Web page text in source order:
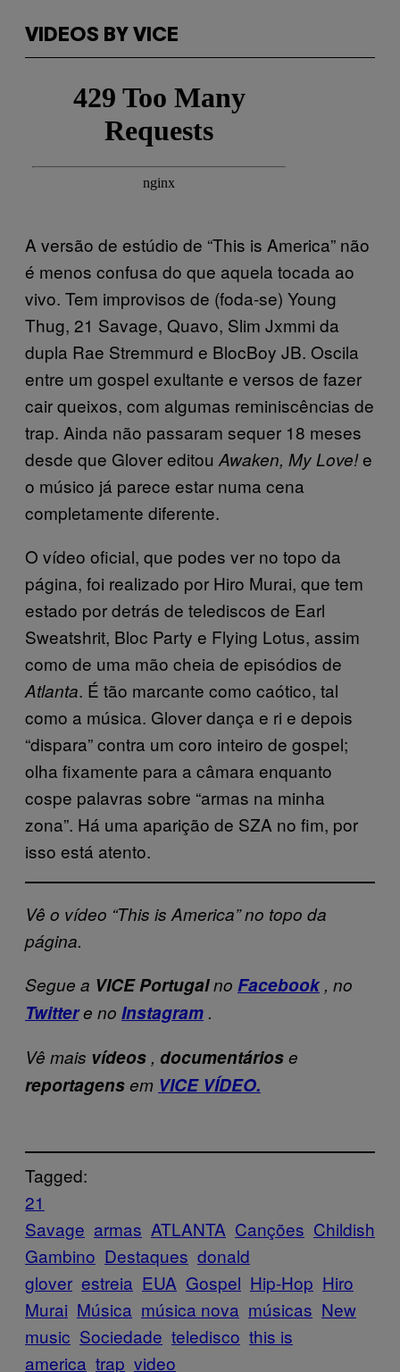
VIDEOS BY VICE
A versão de estúdio de “This is America” não
é menos confusa do que aquela tocada ao
vivo. Tem improvisos de (foda-se) Young
Thug, 21 Savage, Quavo, Slim Jxmmi da
dupla Rae Stremmurd e BlocBoy JB. Oscila
entre um gospel exultante e versos de fazer
cair queixos, com algumas reminiscências de
trap. Ainda não passaram sequer 18 meses
desde que Glover editou Awaken, My Love!e
o músico já parece estar numa cena
completamente diferente.
O vídeo oficial, que podes ver no topo da
página, foi realizado por Hiro Murai, que tem
estado por detrás de telediscos de Earl
Sweatshrit, Bloc Party e Flying Lotus, assim
como de uma mão cheia de episódios de
Atlanta. É tão marcante como caótico, tal
como a música. Glover dança e ri e depois
“dispara” contra um coro inteiro de gospel;
olha fixamente para a câmara enquanto
cospe palavras sobre “armas na minha
zona”. Há uma aparição de SZA no fim, por
isso está atento.
Vê o vídeo “This is America” no topo da
página.
Segue a VICE Portugalno Facebook, no
Twittere no Instagram.
Vê mais vídeos, documentáriose
reportagensem VICE VÍDEO.
Tagged:
21
Savage armas ATLANTA Canções Childish
Gambino Destaques donald
glover estreia EUA Gospel Hip-Hop Hiro
Murai Música música nova músicas New
music Sociedade teledisco this is
america trap video